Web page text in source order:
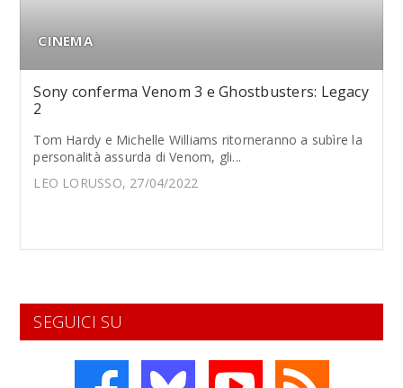
CINEMA
Sony conferma Venom 3 e Ghostbusters: Legacy
2
Tom Hardy e Michelle Williams ritorneranno a subìre la
personalità assurda di Venom, gli...
LEO LORUSSO, 27/04/2022
SEGUICI SU